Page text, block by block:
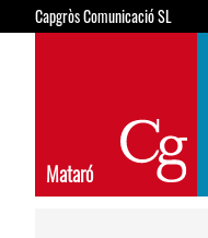
Capgròs Comunicació SL
Mataró